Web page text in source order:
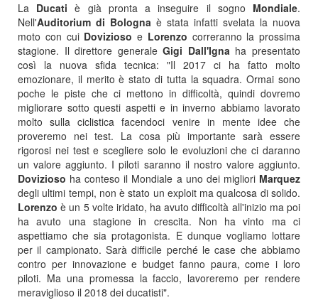
La Ducati è già pronta a inseguire il sogno Mondiale.
Nell'Auditorium di Bologna è stata infatti svelata la nuova
moto con cui Dovizioso e Lorenzo correranno la prossima
stagione. Il direttore generaleGigi Dall'Ignaha presentato
così la nuova sfida tecnica: "Il 2017 ci ha fatto molto
emozionare, il merito è stato di tutta la squadra. Ormai sono
poche le piste che ci mettono in difficoltà, quindi dovremo
migliorare sotto questi aspetti e in inverno abbiamo lavorato
molto sulla ciclistica facendoci venire in mente idee che
proveremo nei test. La cosa più importante sarà essere
rigorosi nei test e scegliere solo le evoluzioni che ci daranno
un valore aggiunto. I piloti saranno il nostro valore aggiunto.
Dovizioso ha conteso il Mondiale a uno dei migliori Marquez
degli ultimi tempi, non è stato un exploit ma qualcosa di solido.
Lorenzo è un 5 volte iridato, ha avuto difficoltà all'inizio ma poi
ha avuto una stagione in crescita. Non ha vinto ma ci
aspettiamo che sia protagonista. E dunque vogliamo lottare
per il campionato. Sarà difficile perché le case che abbiamo
contro per innovazione e budget fanno paura, come i loro
piloti. Ma una promessa la faccio, lavoreremo per rendere
meraviglioso il 2018 dei ducatisti".